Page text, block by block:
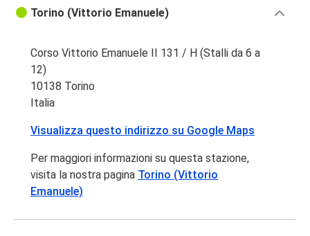
Torino (Vittorio Emanuele)
Corso Vittorio Emanuele II 131 / H (Stalli da 6 a
12)
10138 Torino
Italia
Visualizza questo indirizzo su Google Maps
Per maggiori informazioni su questa stazione,
visita la nostra pagina Torino (Vittorio
Emanuele)